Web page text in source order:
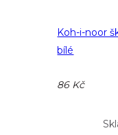
Koh-i-noor
bílé
86 Kč